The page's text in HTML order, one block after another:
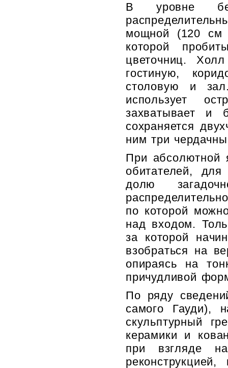
В уровне
мощной (120 см
которой
цветочниц.
гостиную,
столовую и
использует
захватывает и
сохраняется
ним три
При абсолютной
обитателей,
долю
по которой
над входом.
за которой
взобраться на
опираясь на
причудливой
По ряду
самого Гауди),
скульптурный
керамики и
при взгляде